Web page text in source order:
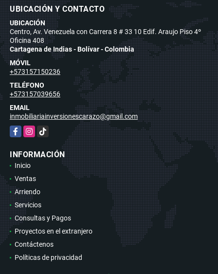
UBICACIÓN Y CONTACTO
UBICACIÓN
Centro, Av. Venezuela con Carrera 8 # 33 10 Edif. Araujo Piso 4º
Oficina 408
Cartagena de Indias - Bolívar - Colombia
MÓVIL
+573157150236
TELÉFONO
+573157039656
EMAIL
inmobiliariainversionescarazo@gmail.com
FacebookInstagram
TikTok
INFORMACIÓN
Inicio
Ventas
Arriendo
Servicios
Consultas y Pagos
Proyectos en el extranjero
Contáctenos
Políticas de privacidad